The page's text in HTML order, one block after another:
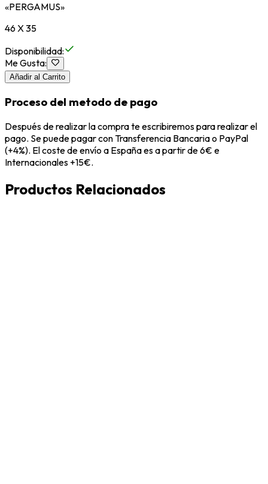
«PERGAMUS»
46 X 35
Disponibilidad:
Me Gusta:
Añadir al Carrito
Proceso del metodo de pago
Después de realizar la compra te escribiremos para realizar el
pago. Se puede pagar con Transferencia Bancaria o PayPal
(+4%). El coste de envío a España es a partir de 6€ e
Internacionales +15€.
Productos Relacionados